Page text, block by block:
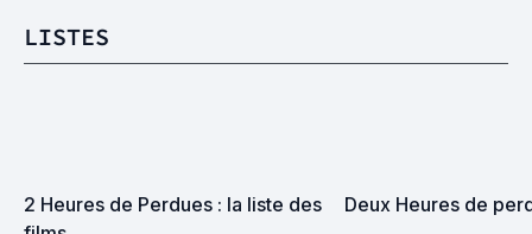
LISTES
2 Heures de Perdues : la liste des
Deux Heures de